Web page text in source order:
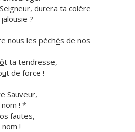
durera ta colère
?
nous les péchés de nos
ôt ta tendresse,
ut de force !
Sauveur,
! *
fautes,
!